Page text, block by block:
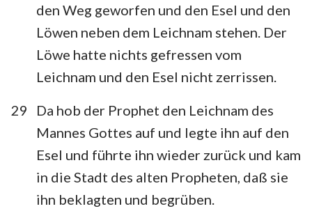
den Weg geworfen und den Esel und den
Löwen neben dem Leichnam stehen. Der
Löwe hatte nichts gefressen vom
Leichnam und den Esel nicht zerrissen.
29
Da hob der Prophet den Leichnam des
Mannes Gottes auf und legte ihn auf den
Esel und führte ihn wieder zurück und kam
in die Stadt des alten Propheten, daß sie
ihn beklagten und begrüben.